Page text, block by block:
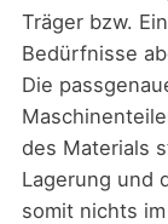
Träger bzw.
Bedürfnisse
Die
des Materials
Lagerung und
somit nichts im